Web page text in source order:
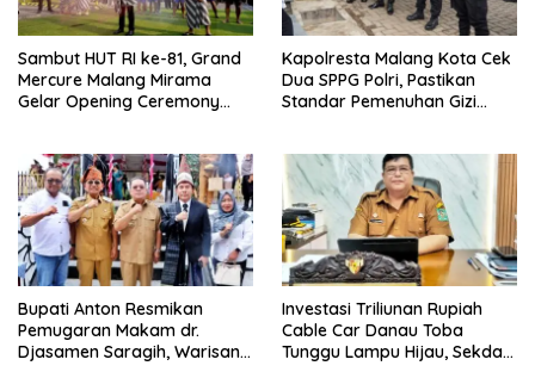
Sambut HUT RI ke-81, Grand
Mercure Malang Mirama
Gelar Opening Ceremony
Kapolresta Malang Kota Cek
Dua SPPG Polri, Pastikan
Standar Pemenuhan Gizi
Bupati Anton Resmikan
Pemugaran Makam dr.
Djasamen Saragih, Warisan
Investasi Triliunan Rupiah
Cable Car Danau Toba
Tunggu Lampu Hijau, Sekda